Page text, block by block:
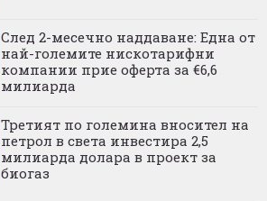
След 2-месечно наддаване: Една от
най-големите нискотарифни
компании прие оферта за €6,6
милиарда
Третият по големина вносител на
петрол в света инвестира 2,5
милиарда долара в проект за
биогаз